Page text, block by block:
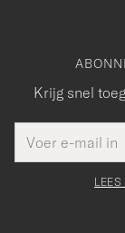
Krijg snel
mailadres
veldBedankt
voor